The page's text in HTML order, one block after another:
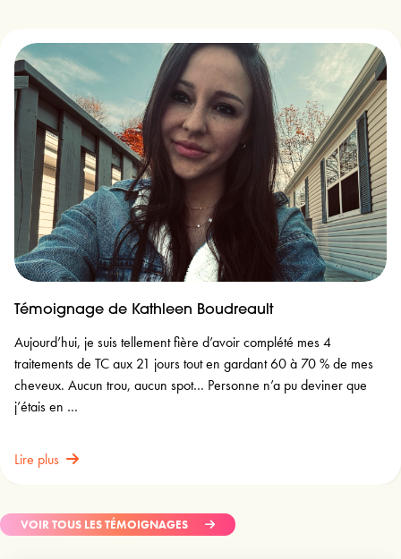
Témoignage de Kim Joubert
Quand l’oncologue m’a annoncé cette nouvelle et que la perte de
cheveu était inévitable, l’image de la femme malade, sans
cheveux, ni cils, ni sourcil, m’a tout de suite monté en tête. Je n’étais
pas …
Lire plus
VOIR TOUS LES TÉMOIGNAGES